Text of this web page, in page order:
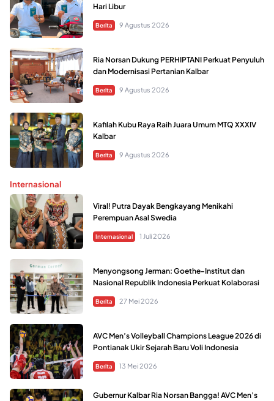
Hari Libur
Berita 9 Agustus 2026
Ria Norsan Dukung PERHIPTANI Perkuat Penyuluh
dan Modernisasi Pertanian Kalbar
Berita 9 Agustus 2026
Kafilah Kubu Raya Raih Juara Umum MTQ XXXIV
Kalbar
Berita 9 Agustus 2026
Internasional
Viral! Putra Dayak Bengkayang Menikahi
Perempuan Asal Swedia
Internasional 1 Juli 2026
Menyongsong Jerman: Goethe-Institut dan
Nasional Republik Indonesia Perkuat Kolaborasi
Berita 27 Mei 2026
AVC Men’s Volleyball Champions League 2026 di
Pontianak Ukir Sejarah Baru Voli Indonesia
Berita 13 Mei 2026
Gubernur Kalbar Ria Norsan Bangga! AVC Men’s